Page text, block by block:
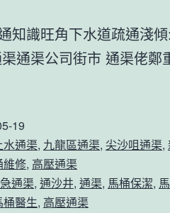
知識旺角下水道疏通淺
通渠公司街市 通渠佬
19
水通渠, 九龍區通渠, 尖沙咀通渠,
維修, 高壓通渠
通渠, 通沙井, 通渠, 馬桶保潔,
桶醫生, 高壓通渠